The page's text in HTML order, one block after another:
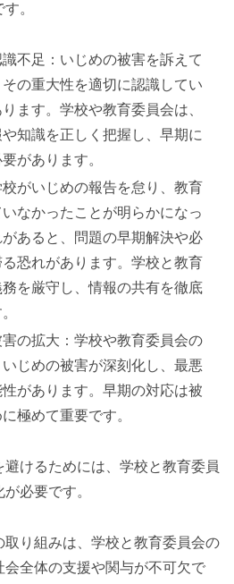
。
不足：いじめの被害を訴えて
の重大性を適切に認識してい
ます。学校や教育委員会は、
知識を正しく把握し、早期に
があります。
がいじめの報告を怠り、教育
なかったことが明らかになっ
あると、問題の早期解決や必
恐れがあります。学校と教育
を厳守し、情報の共有を徹底
の拡大：学校や教育委員会の
じめの被害が深刻化し、最悪
があります。早期の対応は被
極めて重要です。
けるためには、学校と教育委員
必要です。
り組みは、学校と教育委員会の
全体の支援や関与が不可欠で